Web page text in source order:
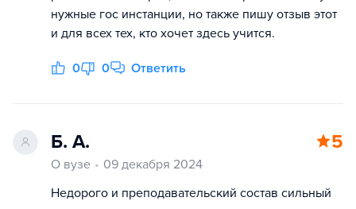
нужные гос инстанции, но также пишу отзыв этот
и для всех тех, кто хочет здесь учится.
0 0 Ответить
Б. А. 5
О вузе
09 декабря 2024
Недорого и преподавательский состав сильный